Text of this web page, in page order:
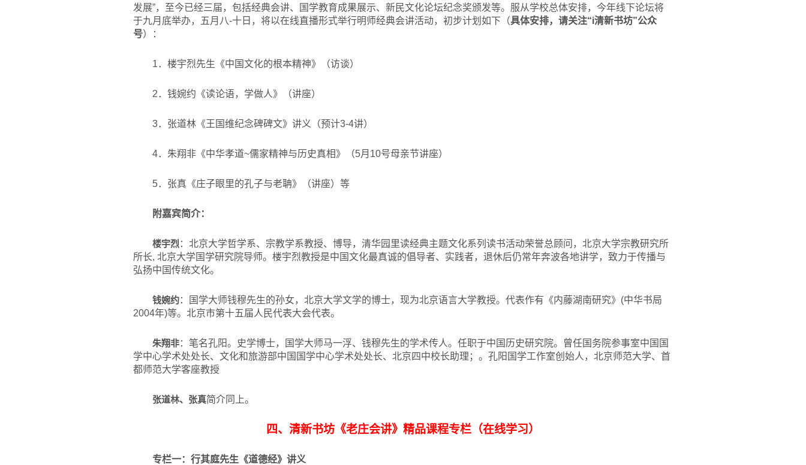
发展”，至今已经三届，包括经典会讲、国学教育成果展示、新民文化论坛纪念奖颁发等。服从学校总体安排，今年线下论坛将
于九月底举办，五月八-十日，将以在线直播形式举行明师经典会讲活动，初步计划如下（具体安排，请关注“i清新书坊”公众
号）：
1．楼宇烈先生《中国文化的根本精神》（访谈）
2．钱婉约《读论语，学做人》（讲座）
3．张道林《王国维纪念碑碑文》讲义（预计3-4讲）
4．朱翔非《中华孝道~儒家精神与历史真相》（5月10号母亲节讲座）
5．张真《庄子眼里的孔子与老聃》（讲座）等
附嘉宾简介：
楼宇烈 ：北京大学哲学系、宗教学系教授、博导，清华园里读经典主题文化系列读书活动荣誉总顾问，北京大学宗教研究所
所长, 北京大学国学研究院导师。楼宇烈教授是中国文化最真诚的倡导者、实践者，退休后仍常年奔波各地讲学，致力于传播与
弘扬中国传统文化。
钱婉约：国学大师钱穆先生的孙女，北京大学文学的博士，现为北京语言大学教授。代表作有《内藤湖南研究》(中华书局
2004年)等。北京市第十五届人民代表大会代表。
朱翔非：笔名孔阳。史学博士，国学大师马一浮、钱穆先生的学术传人。任职于中国历史研究院。曾任国务院参事室中国国
学中心学术处处长、文化和旅游部中国国学中心学术处处长、北京四中校长助理；。孔阳国学工作室创始人，北京师范大学、首
都师范大学客座教授
张道林、张真简介同上。
四、清新书坊《老庄会讲》精品课程专栏（在线学习）
专栏一：行其庭先生《道德经》讲义